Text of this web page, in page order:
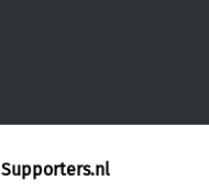
Supporters.nl